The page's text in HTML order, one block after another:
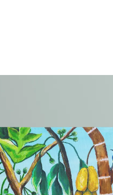
Rylander. Hurtig og effektiv
og brugbart svar. Kan kun
hendes farver.